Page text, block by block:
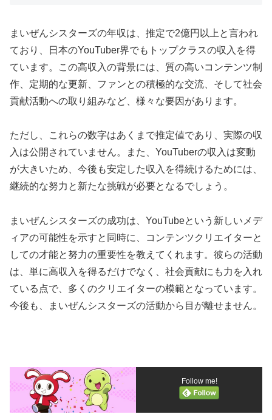
まいぜんシスターズの年収は、推定で2億円以上と言われ
ており、日本のYouTuber界でもトップクラスの収入を得
ています。この高収入の背景には、質の高いコンテンツ制
作、定期的な更新、ファンとの積極的な交流、そして社会
貢献活動への取り組みなど、様々な要因があります。
ただし、これらの数字はあくまで推定値であり、実際の収
入は公開されていません。また、YouTuberの収入は変動
が大きいため、今後も安定した収入を得続けるためには、
継続的な努力と新たな挑戦が必要となるでしょう。
まいぜんシスターズの成功は、YouTubeという新しいメデ
ィアの可能性を示すと同時に、コンテンツクリエイターと
しての才能と努力の重要性を教えてくれます。彼らの活動
は、単に高収入を得るだけでなく、社会貢献にも力を入れ
ている点で、多くのクリエイターの模範となっています。
今後も、まいぜんシスターズの活動から目が離せません。
Follow me!